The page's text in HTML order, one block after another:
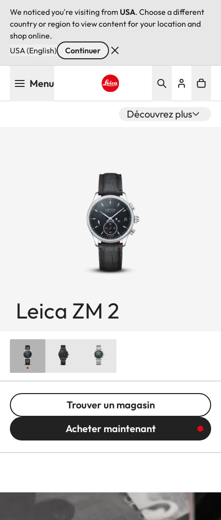
We noticed you're visiting from USA. Choose a different
country or region to view content for your location and
shop online.
USA (English)
Continuer
Menu
Découvrez plus
Leica ZM 2
Trouver un magasin
Acheter maintenant